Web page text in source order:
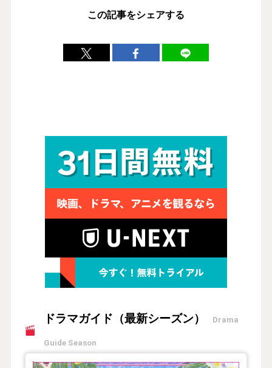
この記事をシェアする
ドラマガイド（最新シーズン） Drama
Guide Season